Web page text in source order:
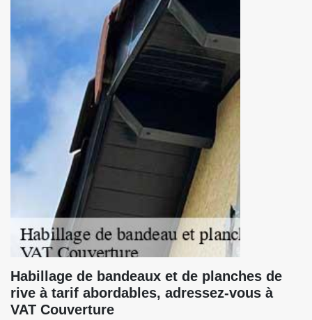
Habillage de bandeaux et de planches de
rive à tarif abordables, adressez-vous à
VAT Couverture